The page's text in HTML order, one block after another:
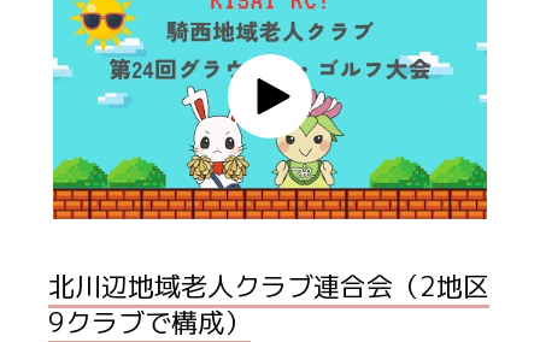
北川辺地域老人クラブ連合会（2地区
9クラブで構成）